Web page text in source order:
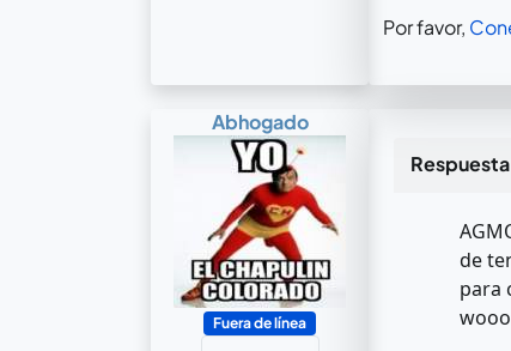
Por favor,
Abhogado
Fuera de línea
de
para